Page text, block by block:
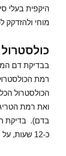
היקפית בעלי
מוחי ולהזדקק
בבדיקת דם
רמת
ואת רמת
בדם). בדיקת
כ-12 שעות, על מנת לתת תוצאה מדויקת ככל האפשר.